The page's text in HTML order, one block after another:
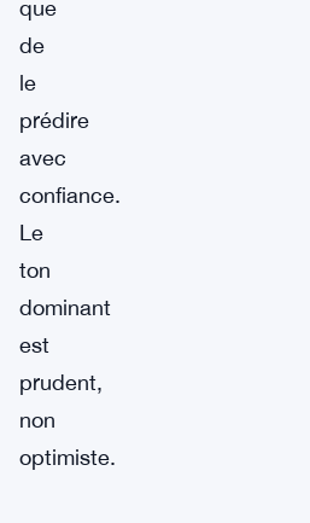
que
de
le
prédire
avec
confiance.
Le
ton
dominant
est
prudent,
non
optimiste.